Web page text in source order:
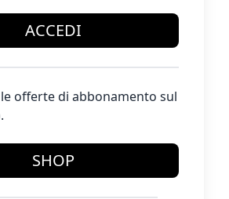
ACCEDI
offerte di abbonamento sul
SHOP